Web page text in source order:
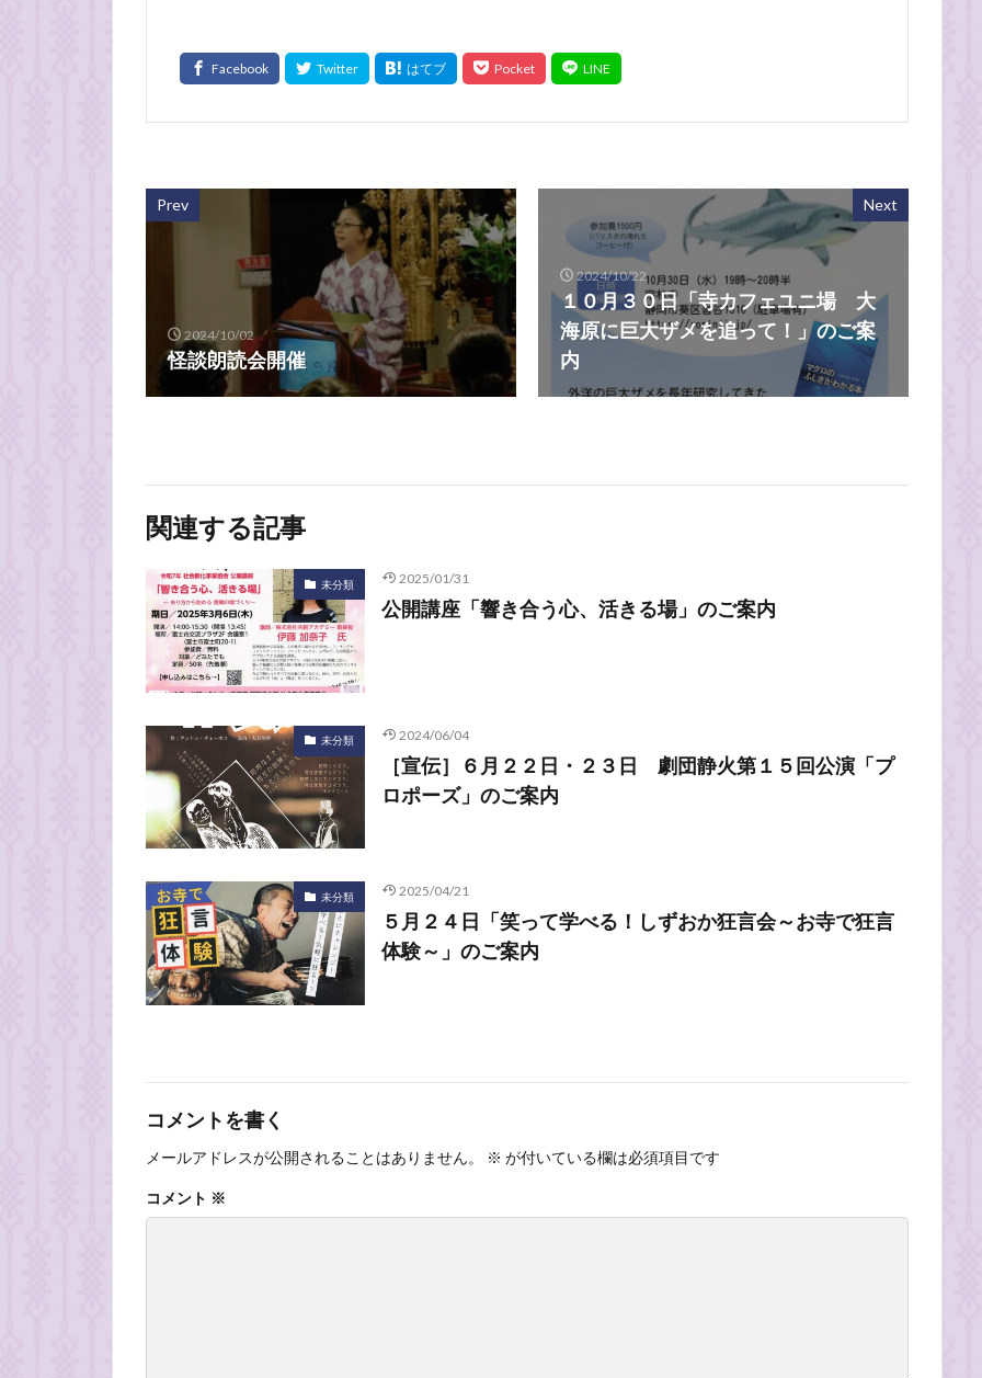
Prev
2024/10/02
怪談朗読会開催
Next
2024/10/22
１０月３０日「寺カフェユニ場 大
海原に巨大ザメを追って！」のご案
内
関連する記事
未分類 2025/01/31
公開講座「響き合う心、活きる場」のご案内
未分類 2024/06/04
［宣伝］６月２２日・２３日 劇団静火第１５回公演「プ
ロポーズ」のご案内
未分類 2025/04/21
５月２４日「笑って学べる！しずおか狂言会～お寺で狂言
体験～」のご案内
コメントを書く
メールアドレスが公開されることはありません。 ※ が付いている欄は必須項目です
コメント ※